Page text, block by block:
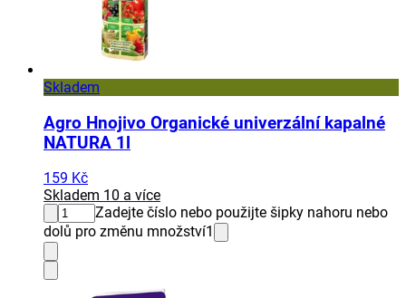
Skladem
Agro Hnojivo Organické univerzální kapalné
NATURA 1l
159 Kč
Skladem 10 a více
Zadejte číslo nebo použijte šipky nahoru nebo
dolů pro změnu množství1